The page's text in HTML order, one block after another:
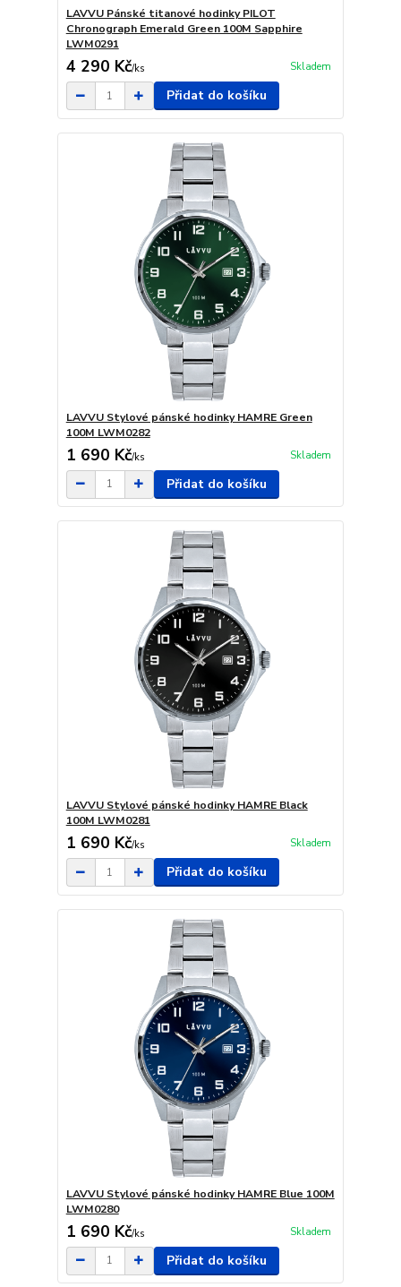
LAVVU Pánské titanové hodinky PILOT
Chronograph Emerald Green 100M Sapphire
LWM0291
4 290 Kč/ks Skladem
Přidat do košíku
LAVVU Stylové pánské hodinky HAMRE Green
100M LWM0282
1 690 Kč/ks Skladem
Přidat do košíku
LAVVU Stylové pánské hodinky HAMRE Black
100M LWM0281
1 690 Kč/ks Skladem
Přidat do košíku
LAVVU Stylové pánské hodinky HAMRE Blue 100M
LWM0280
1 690 Kč/ks Skladem
Přidat do košíku